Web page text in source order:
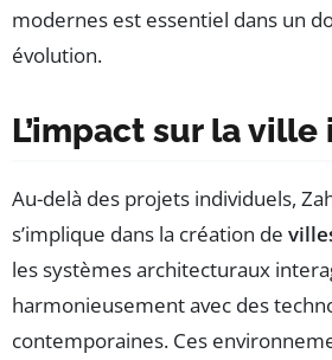
modernes est essentiel dans un
évolution.
L’impact sur la
Au-delà des projets individuels,
s’implique dans la création de
les systèmes architecturaux
harmonieusement avec des
contemporaines. Ces